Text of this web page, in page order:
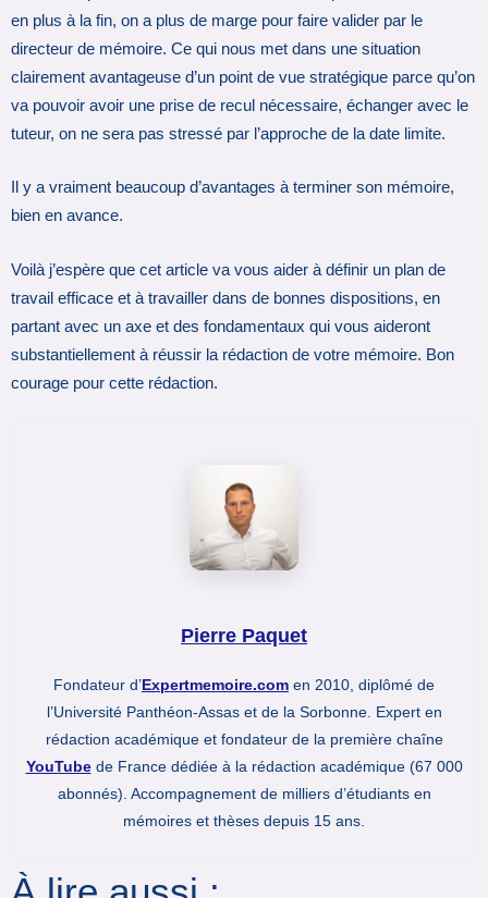
en plus à la fin, on a plus de marge pour faire valider par le
directeur de mémoire. Ce qui nous met dans une situation
clairement avantageuse d’un point de vue stratégique parce qu’on
va pouvoir avoir une prise de recul nécessaire, échanger avec le
tuteur, on ne sera pas stressé par l’approche de la date limite.
Il y a vraiment beaucoup d’avantages à terminer son mémoire,
bien en avance.
Voilà j’espère que cet article va vous aider à définir un plan de
travail efficace et à travailler dans de bonnes dispositions, en
partant avec un axe et des fondamentaux qui vous aideront
substantiellement à réussir la rédaction de votre mémoire. Bon
courage pour cette rédaction.
Pierre Paquet
Fondateur d’Expertmemoire.com en 2010, diplômé de
l’Université Panthéon-Assas et de la Sorbonne. Expert en
rédaction académique et fondateur de la première chaîne
YouTubede France dédiée à la rédaction académique (67 000
abonnés). Accompagnement de milliers d’étudiants en
mémoires et thèses depuis 15 ans.